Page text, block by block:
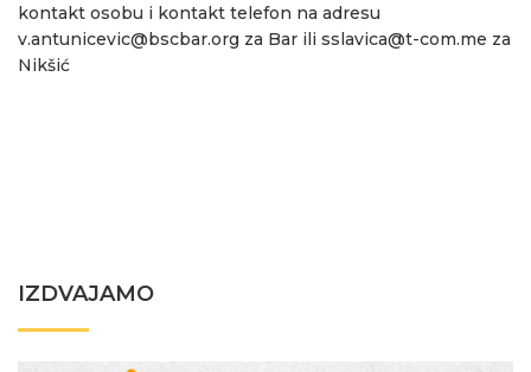
kontakt osobu i kontakt telefon na adresu
v.antunicevic@bscbar.org za Bar ili sslavica@t-com.me za
Nikšić
IZDVAJAMO